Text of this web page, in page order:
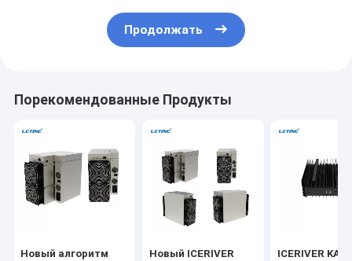
Продолжать
Порекомендованные Продукты
Новый алгоритм
Новый ICERIVER
ICERIVER KAS